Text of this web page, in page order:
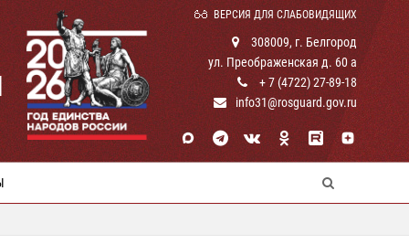
ВЕРСИЯ ДЛЯ СЛАБОВИДЯЩИХ
308009, г. Белгород
ул. Преображенская д. 60 а
+ 7 (4722) 27-89-18
info31@rosguard.gov.ru